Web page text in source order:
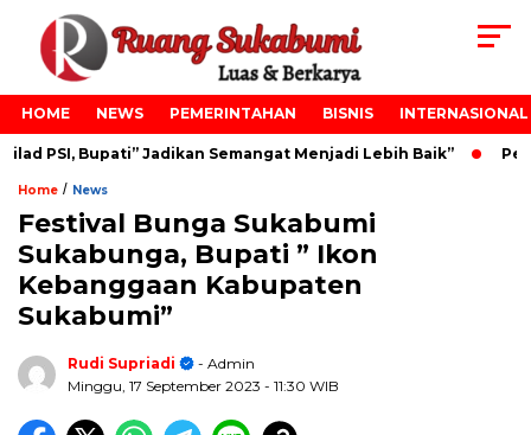
HOME NEWS PEMERINTAHAN BISNIS INTERNASIONAL
PSI, Bupati” Jadikan Semangat Menjadi Lebih Baik”
Home / News
Festival Bunga Sukabumi
Sukabunga, Bupati ” Ikon
Kebanggaan Kabupaten
Sukabumi”
Rudi Supriadi
- Admin
Minggu, 17 September 2023 - 11:30 WIB